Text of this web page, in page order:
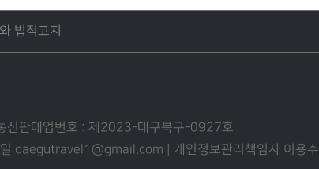
법적고지
판매업번호 : 제2023-대구북구-0927호
| 개인정보관리책임자 이용수